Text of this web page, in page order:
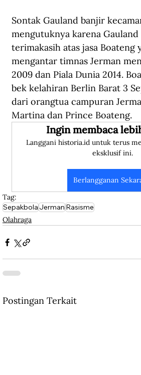
Sontak Gauland banjir
mengutuknya karena
terimakasih atas jasa Boateng
mengantar timnas Jerman
2009 dan Piala Dunia 2014.
bek kelahiran Berlin Barat 3
dari orangtua campuran
Martina dan Prince Boateng.
Ingin membaca
Langgani historia.id untuk terus
eksklusif ini.
Berlangganan
Tag:
SepakbolaJermanRasisme
Olahraga
Postingan Terkait